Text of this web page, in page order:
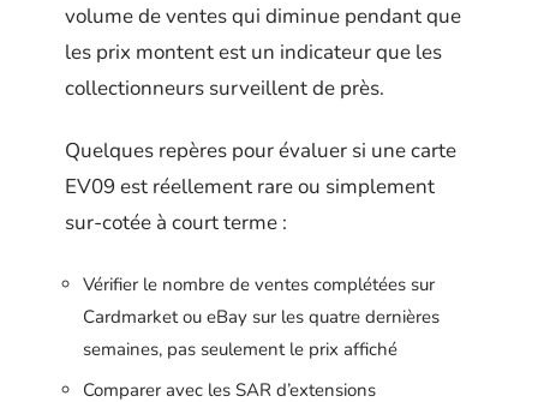
volume de ventes qui diminue pendant que
les prix montent est un indicateur que les
collectionneurs surveillent de près.
Quelques repères pour évaluer si une carte
EV09 est réellement rare ou simplement
sur-cotée à court terme :
Vérifier le nombre de ventes complétées sur
Cardmarket ou eBay sur les quatre dernières
semaines, pas seulement le prix affiché
Comparer avec les SAR d’extensions